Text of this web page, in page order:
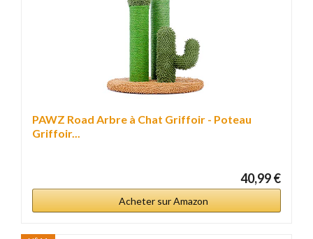
PAWZ Road Arbre à Chat Griffoir - Poteau
Griffoir...
40,99 €
Acheter sur Amazon